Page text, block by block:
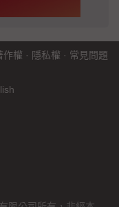
作權 · 隱私權 · 常見問題